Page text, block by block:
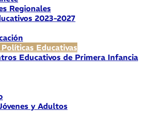
Regionales
2023-2027
Educativas
Educativos de Primera Infancia
y Adultos